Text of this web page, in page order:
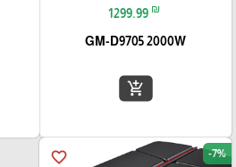
1299.99 ₪
GM-D9705 2000W
add_shopping_cart
favorite_border -7%